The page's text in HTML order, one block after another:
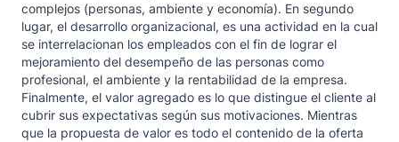
complejos (personas, ambiente y economía). En segundo
lugar, el desarrollo organizacional, es una actividad en la cual
se interrelacionan los empleados con el fin de lograr el
mejoramiento del desempeño de las personas como
profesional, el ambiente y la rentabilidad de la empresa.
Finalmente, el valor agregado es lo que distingue el cliente al
cubrir sus expectativas según sus motivaciones. Mientras
que la propuesta de valor es todo el contenido de la oferta